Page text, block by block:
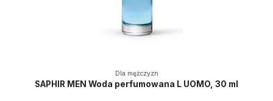
Dla mężczyzn
SAPHIR MEN Woda perfumowana L UOMO, 30 ml